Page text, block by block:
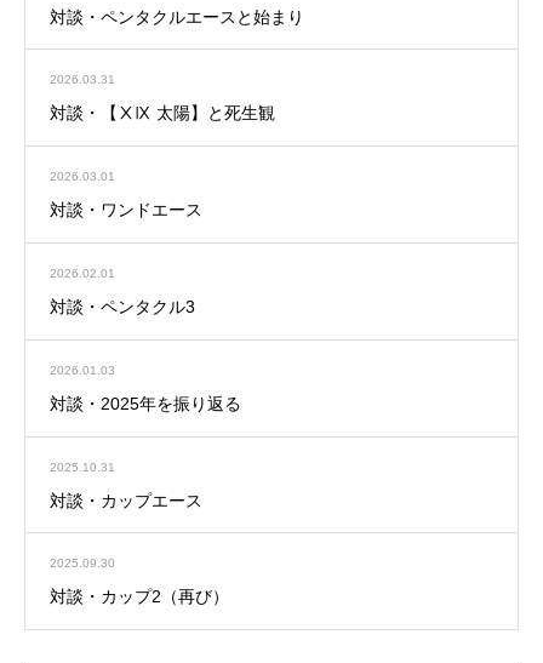
対談・ペンタクルエースと始まり
2026.03.31
対談・【ⅩⅨ 太陽】と死生観
2026.03.01
対談・ワンドエース
2026.02.01
対談・ペンタクル3
2026.01.03
対談・2025年を振り返る
2025.10.31
対談・カップエース
2025.09.30
対談・カップ2（再び）